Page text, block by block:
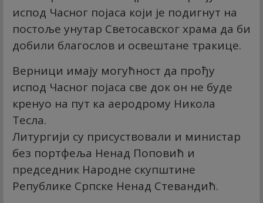
испод Часног појаса који је подигнут на
постоље унутар Светосавског храма да би
добили благослов и освештане тракице.
Верници имају могућност да прођу
испод Часног појаса све док он не буде
кренуо на пут ка аеродрому Никола
Тесла.
Литургији су присуствовали и министар
без портфеља Ненад Поповић и
председник Народне скупштине
Републике Српске Ненад Стевандић.